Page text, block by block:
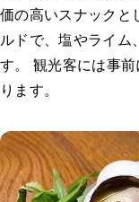
価の高いスナックと
ルドで、塩やライム
す。 観光客には事
ります。